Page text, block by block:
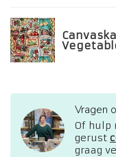
Vragen
Of hulp
gerust
graag